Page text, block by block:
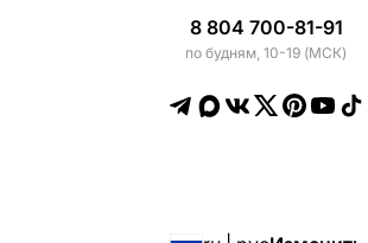
8 804 700-81-91
по будням, 10-19 (МСК)